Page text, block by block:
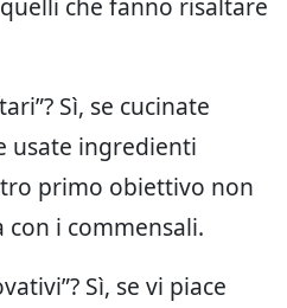
Sì, se cucinate
usate ingredienti
primo obiettivo non
i commensali.
Sì, se vi piace